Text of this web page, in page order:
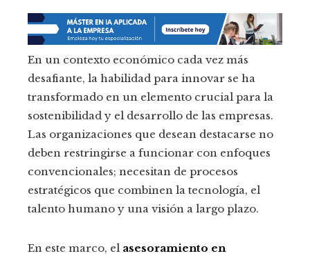
En un contexto económico cada vez más
desafiante, la habilidad para innovar se ha
transformado en un elemento crucial para la
sostenibilidad y el desarrollo de las empresas.
Las organizaciones que desean destacarse no
deben restringirse a funcionar con enfoques
convencionales; necesitan de procesos
estratégicos que combinen la tecnología, el
talento humano y una visión a largo plazo.
En este marco, el asesoramiento en